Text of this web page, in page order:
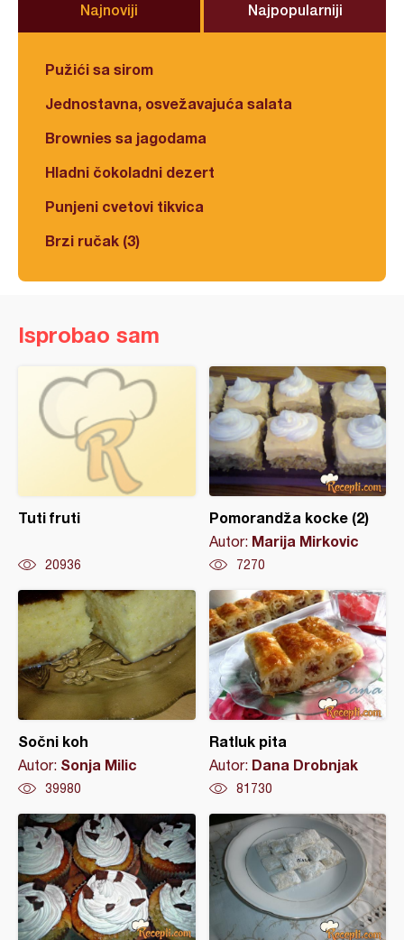
Najnoviji Najpopularniji
Pužići sa sirom
Jednostavna, osvežavajuća salata
Brownies sa jagodama
Hladni čokoladni dezert
Punjeni cvetovi tikvica
Brzi ručak (3)
Isprobao sam
Tuti fruti
20936
Pomorandža kocke (2)
Autor: Marija Mirkovic
7270
Sočni koh
Autor: Sonja Milic
39980
Ratluk pita
Autor: Dana Drobnjak
81730